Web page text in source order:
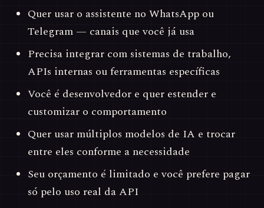
Quer usar o assistente no WhatsApp ou
Telegram — canais que você já usa
Precisa integrar com sistemas de trabalho,
APIs internas ou ferramentas específicas
Você é desenvolvedor e quer estender e
customizar o comportamento
Quer usar múltiplos modelos de IA e trocar
entre eles conforme a necessidade
Seu orçamento é limitado e você prefere pagar
só pelo uso real da API